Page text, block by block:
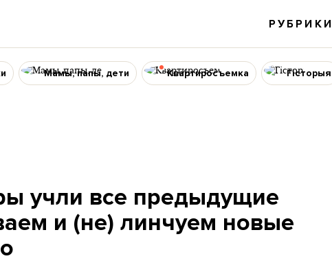
РУБРИКИ
Мамы, папы, дети Квартиросъемка Гісторыя
учли все предыдущие
и (не) линчуем новые